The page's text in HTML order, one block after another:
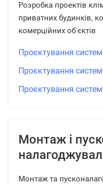
Розробка проектів
приватних будинків,
комерційних об'єктів
Проєктування систем
Проєктування
Проєктування
Монтаж і
Монтаж та